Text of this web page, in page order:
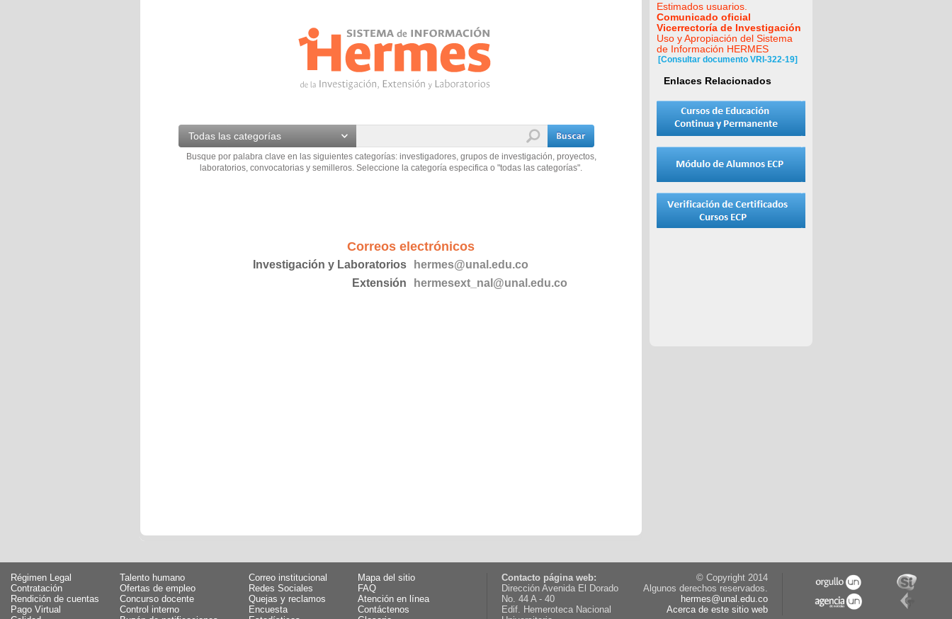
Todas las categorías
Busque por palabra clave en las siguientes categorías: investigadores, grupos de investigación, proyectos,
laboratorios, convocatorias y semilleros. Seleccione la categoría especifica o "todas las categorías".
Correos electrónicos
Investigación y Laboratorios
hermes@unal.edu.co
Extensión
hermesext_nal@unal.edu.co
Estimados usuarios.
Comunicado oficial
Vicerrectoría de Investigación
Uso y Apropiación del Sistema
de Información HERMES
[Consultar documento VRI-322-19]
Enlaces Relacionados
Régimen Legal
Talento humano
Contratación
Ofertas de empleo
Rendición de cuentas
Concurso docente
Pago Virtual
Control interno
Correo institucional
Mapa del sitio
Redes Sociales
FAQ
Quejas y reclamos
Atención en línea
Encuesta
Contáctenos
Contacto página web:
Dirección Avenida El Dorado
No. 44 A - 40
Edif. Hemeroteca Nacional
© Copyright 2014
Algunos derechos reservados.
hermes@unal.edu.co
Acerca de este sitio web